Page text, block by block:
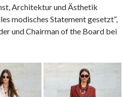
Architektur und Ästhetik
modisches Statement gesetzt“,
und Chairman of the Board bei